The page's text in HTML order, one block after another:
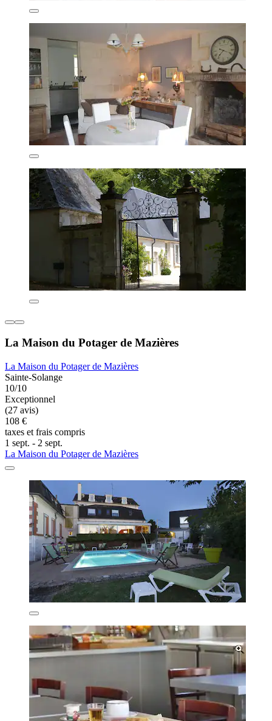
La Maison du Potager de Mazières
La Maison du Potager de Mazières
Sainte-Solange
10/10
Exceptionnel
(27 avis)
108 €
taxes et frais compris
1 sept. - 2 sept.
La Maison du Potager de Mazières